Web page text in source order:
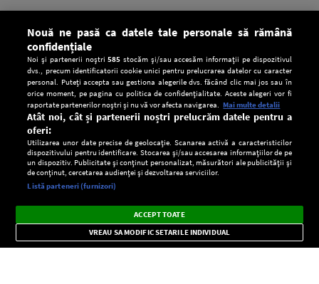
CONFIDENŢIALITATE
Setări:
Dark
Mode
Radio live, podcasturi, știri și alerte
importante.
×
Nouă ne pasă ca datele tale personale să rămână
confidențiale
Noi și partenerii noștri585 stocăm și/sau accesăm informații pe dispozitivul
dvs., precum identificatorii cookie unici pentru prelucrarea datelor cu caracter
personal. Puteți accepta sau gestiona alegerile dvs. făcând clic mai jos sau în
orice moment, pe pagina cu politica de confidențialitate. Aceste alegeri vor fi
raportate partenerilor noștri și nu vă vor afecta navigarea. Mai multe detalii
Atât noi, cât și partenerii noștri prelucrăm datele pentru a
oferi:
Utilizarea unor date precise de geolocație. Scanarea activă a caracteristicilor
dispozitivului pentru identificare. Stocarea și/sau accesarea informațiilor de pe
un dispozitiv. Publicitate și conținut personalizat, măsurători ale publicității și
de conținut, cercetarea audienței și dezvoltarea serviciilor.
Listă parteneri (furnizori)
ACCEPT TOATE
VREAU SA MODIFIC SETARILE INDIVIDUAL